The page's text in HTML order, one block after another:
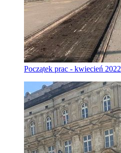
Początek prac - kwiecień 2022